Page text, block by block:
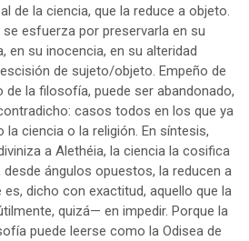
de la ciencia, que la reduce a objeto.
esfuerza por preservarla en su
en su inocencia, en su alteridad
de sujeto/objeto. Empeño de
de la filosofía, puede ser abandonado,
casos todos en los que ya
ciencia o la religión. En síntesis,
a Alethéia, la ciencia la cosifica
ángulos opuestos, la reducen a
es, dicho con exactitud, aquello que la
quizá— en impedir. Porque la
puede leerse como la Odisea de